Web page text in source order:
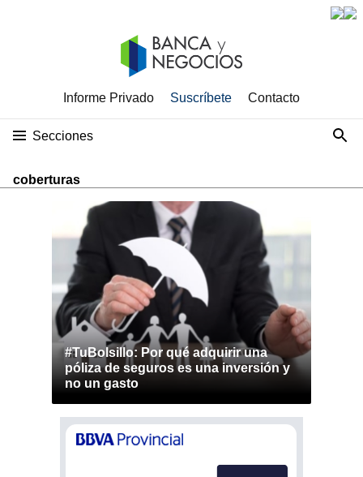
Informe Privado Suscríbete Contacto
Secciones
coberturas
#TuBolsillo: Por qué adquirir una
póliza de seguros es una inversión y
no un gasto